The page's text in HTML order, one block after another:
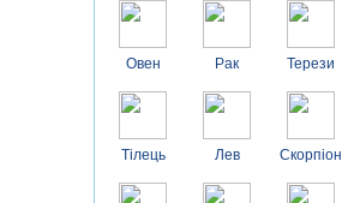
Овен
Тілець
Рак
Лев
Терези
Скорпіон